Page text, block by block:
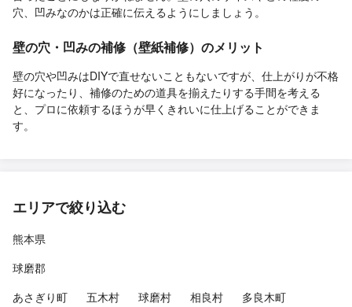
穴、凹みなのかは正確に伝えるようにしましょう。
壁の穴・凹みの補修（壁紙補修）のメリット
壁の穴や凹みはDIYで直せないこともないですが、仕上がりが不格
好になったり、補修のための道具を揃えたりする手間を考える
と、プロに依頼するほうが早くきれいに仕上げることができま
す。
エリアで絞り込む
熊本県
球磨郡
あさぎり町
五木村 球磨村 相良村
多良木町